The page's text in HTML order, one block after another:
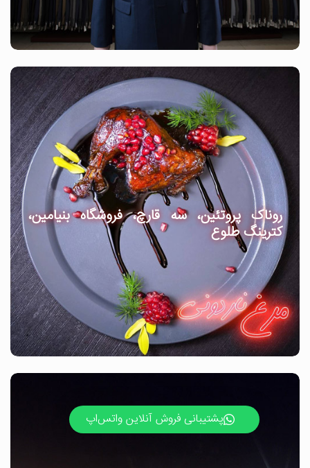
روناک پروتئین، سه قارچ، فروشگاه بنیامین،
کترینگ طلوع
پشتیبانی فروش آنلاین واتس‌اپ